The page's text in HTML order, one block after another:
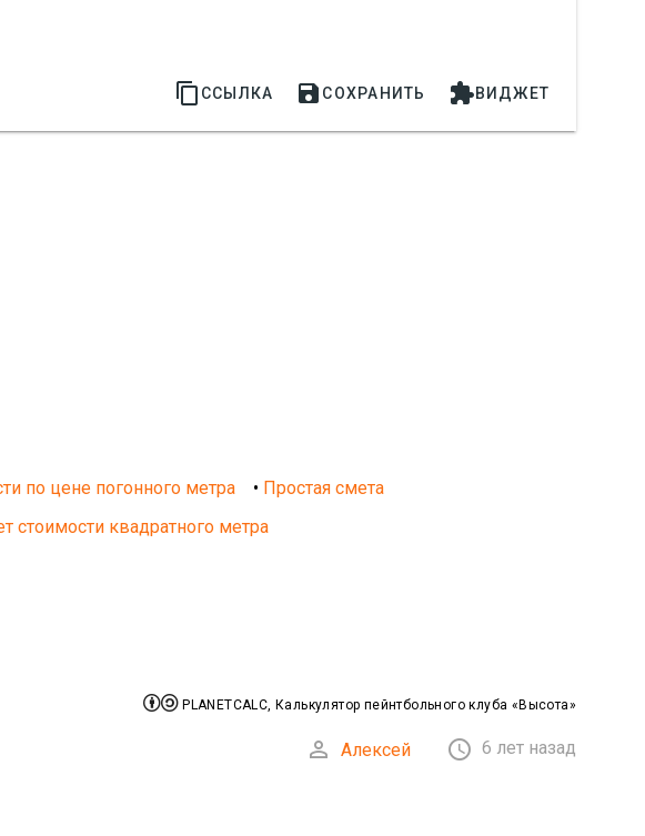
 ССЫЛКА  СОХРАНИТЬ ВИДЖЕТ
по цене погонного метра • Простая смета
стоимости квадратного метра
PLANETCALC, Калькулятор пейнтбольного клуба «Высота»
 Алексей  6 лет назад